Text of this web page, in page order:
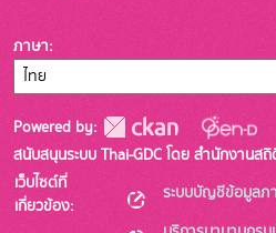
ภาษา
Powered by:
สนับสนุนระบบ Thai-GDC โดย สำนักงานส
เว็บไซต์ที่
เกี่ยวข้อง:
ระบบบัญชีข้อมูลภ